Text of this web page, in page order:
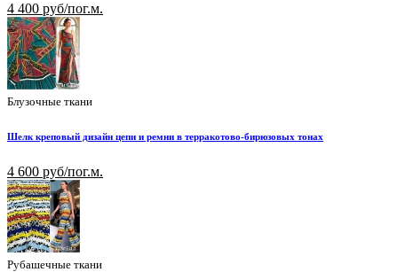
4 400 руб/пог.м.
Блузочные ткани
Шелк креповый дизайн цепи и ремни в терракотово-бирюзовых тонах
4 600 руб/пог.м.
Рубашечные ткани